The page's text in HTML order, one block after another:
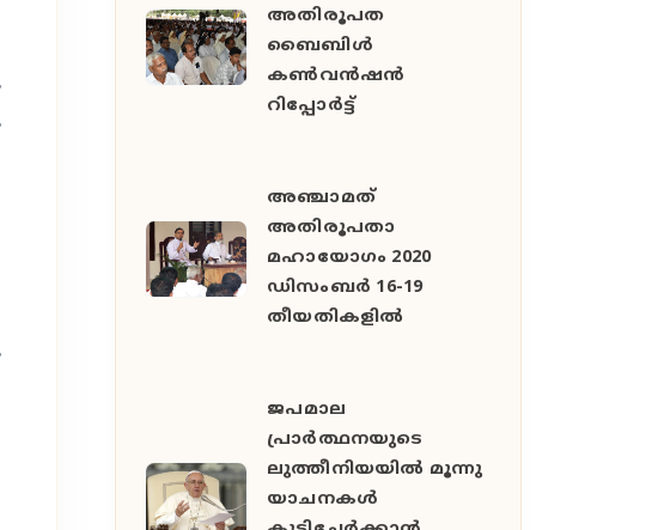
അതിരൂപത
ബൈബിള്‍
കണ്‍വന്‍ഷന്‍
റിപ്പോര്‍ട്ട്
അഞ്ചാമത്
അതിരൂപതാ
മഹായോഗം 2020
ഡിസംബര്‍ 16-19
തീയതികളില്‍
ജപമാല
പ്രാര്‍ത്ഥനയുടെ
ലുത്തീനിയയിൽ മൂന്നു
യാചനകൾ